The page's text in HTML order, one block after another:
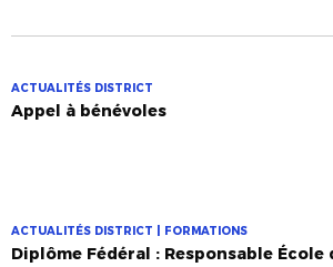
ACTUALITÉS DISTRICT
Appel à bénévoles
ACTUALITÉS DISTRICT | FORMATIONS
Diplôme Fédéral : Responsable École